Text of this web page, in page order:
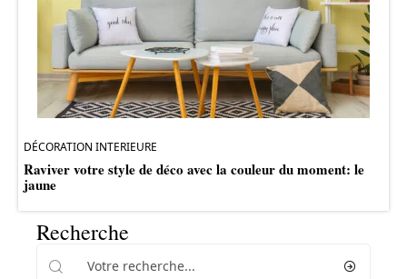
DÉCORATION INTERIEURE
Raviver votre style de déco avec la couleur du moment: le
jaune
Recherche